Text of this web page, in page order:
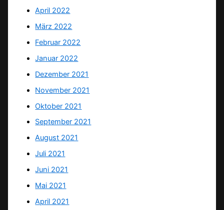
April 2022
März 2022
Februar 2022
Januar 2022
Dezember 2021
November 2021
Oktober 2021
September 2021
August 2021
Juli 2021
Juni 2021
Mai 2021
April 2021